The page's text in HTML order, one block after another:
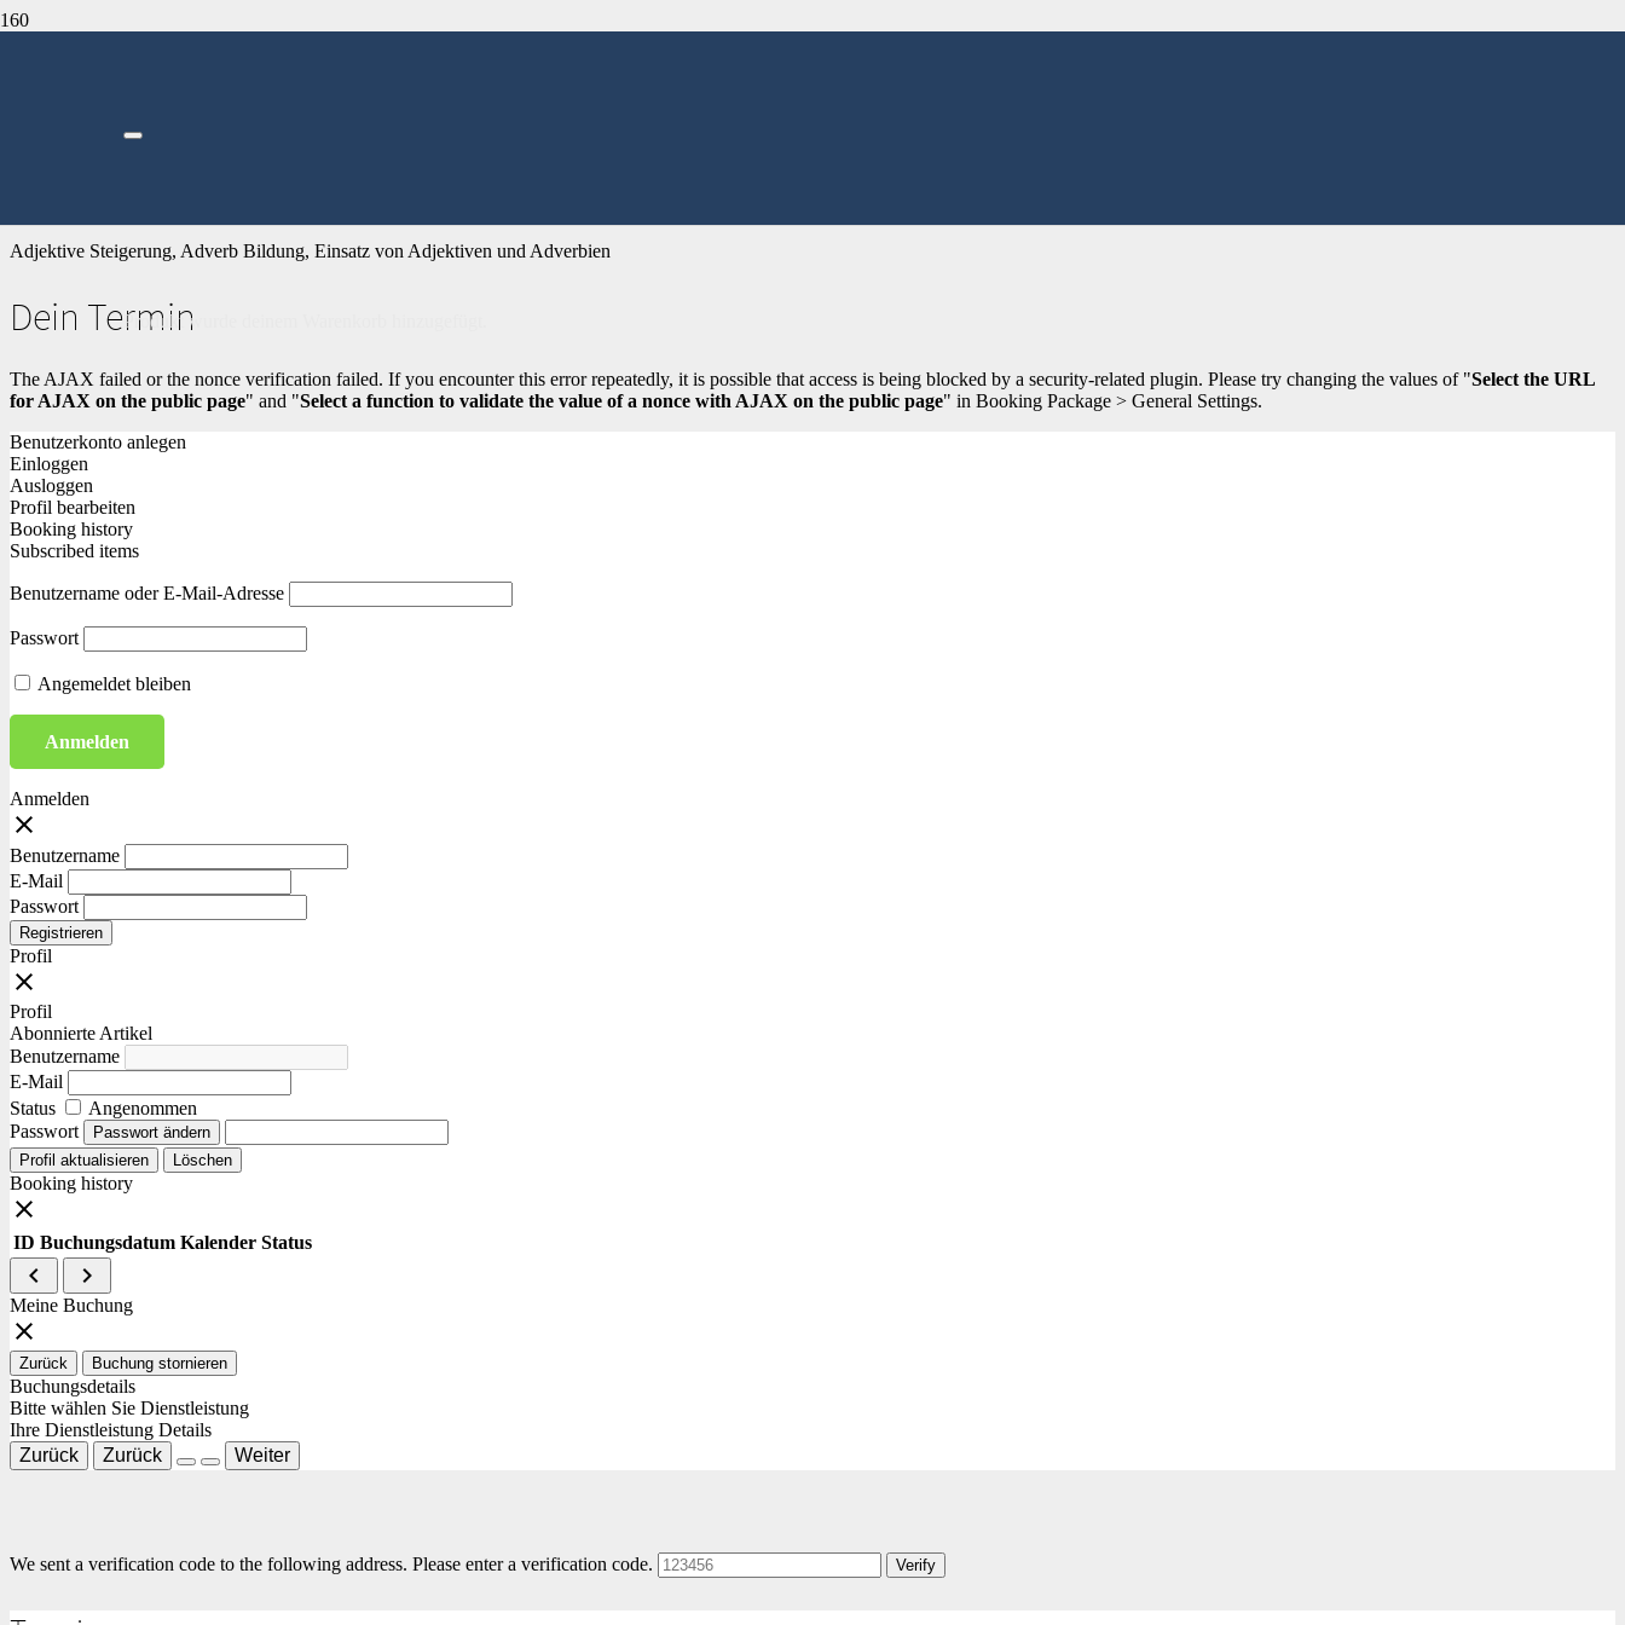
Produkt wurde deinem Warenkorb hinzugefügt.
Adjectives and adverbs
Adjektive Steigerung, Adverb Bildung, Einsatz von Adjektiven und Adverbien
Dein Termin
The AJAX failed or the nonce verification failed. If you encounter this error repeatedly, it is possible that access is being blocked by a security-related plugin. Please try changing the values of "Select the URL
for AJAX on the public page" and "Select a function to validate the value of a nonce with AJAX on the public page" in Booking Package > General Settings.
Benutzerkonto anlegen
Einloggen
Ausloggen
Profil bearbeiten
Booking history
Subscribed items
Benutzername oder E-Mail-Adresse
Passwort
Angemeldet bleiben
Anmelden
close
Benutzername
E-Mail
Passwort
Registrieren
Profil
close
Profil
Abonnierte Artikel
Benutzername
E-Mail
Status
Angenommen
Passwort
Passwort ändern
Profil aktualisieren
Löschen
Booking history
close
ID Buchungsdatum Kalender Status
navigate_before navigate_next
Meine Buchung
close
Zurück Buchung stornieren
Buchungsdetails
Bitte wählen Sie Dienstleistung
Ihre Dienstleistung Details
Zurück
Zurück Weiter
We sent a verification code to the following address. Please enter a verification code. Verify